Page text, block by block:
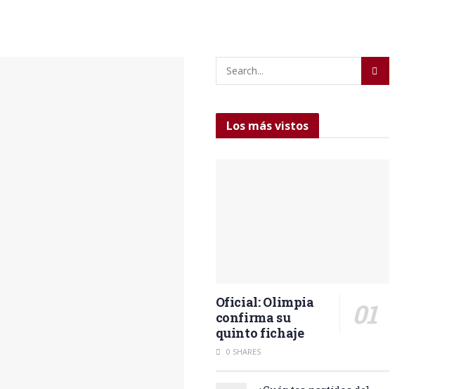
Los más vistos
Oficial: Olimpia
confirma su
quinto fichaje
0 SHARES